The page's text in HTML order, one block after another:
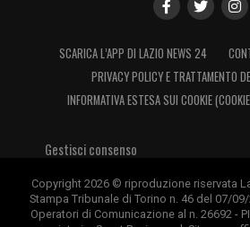
Romagnoli e Gila. Le parole
LA PLAYLIST DELLE
SCARICA L’APP DI LAZIO NEWS 24
PRIVACY POLICY E TRATTAMENTO
INFORMATIVA ESTESA SUI COOKIE
Gestisci consenso
Copyright 2026 © riproduzione riservata
Stampa Tribunale di Torino n. 46 del 07/
Operatori di Comunicazione al n. 26692 -